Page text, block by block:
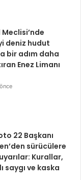
Meclisi’nde
deniz hudut
bir adım daha
Enez Limanı
22 Başkanı
sürücülere
Kurallar,
saygı ve kaska